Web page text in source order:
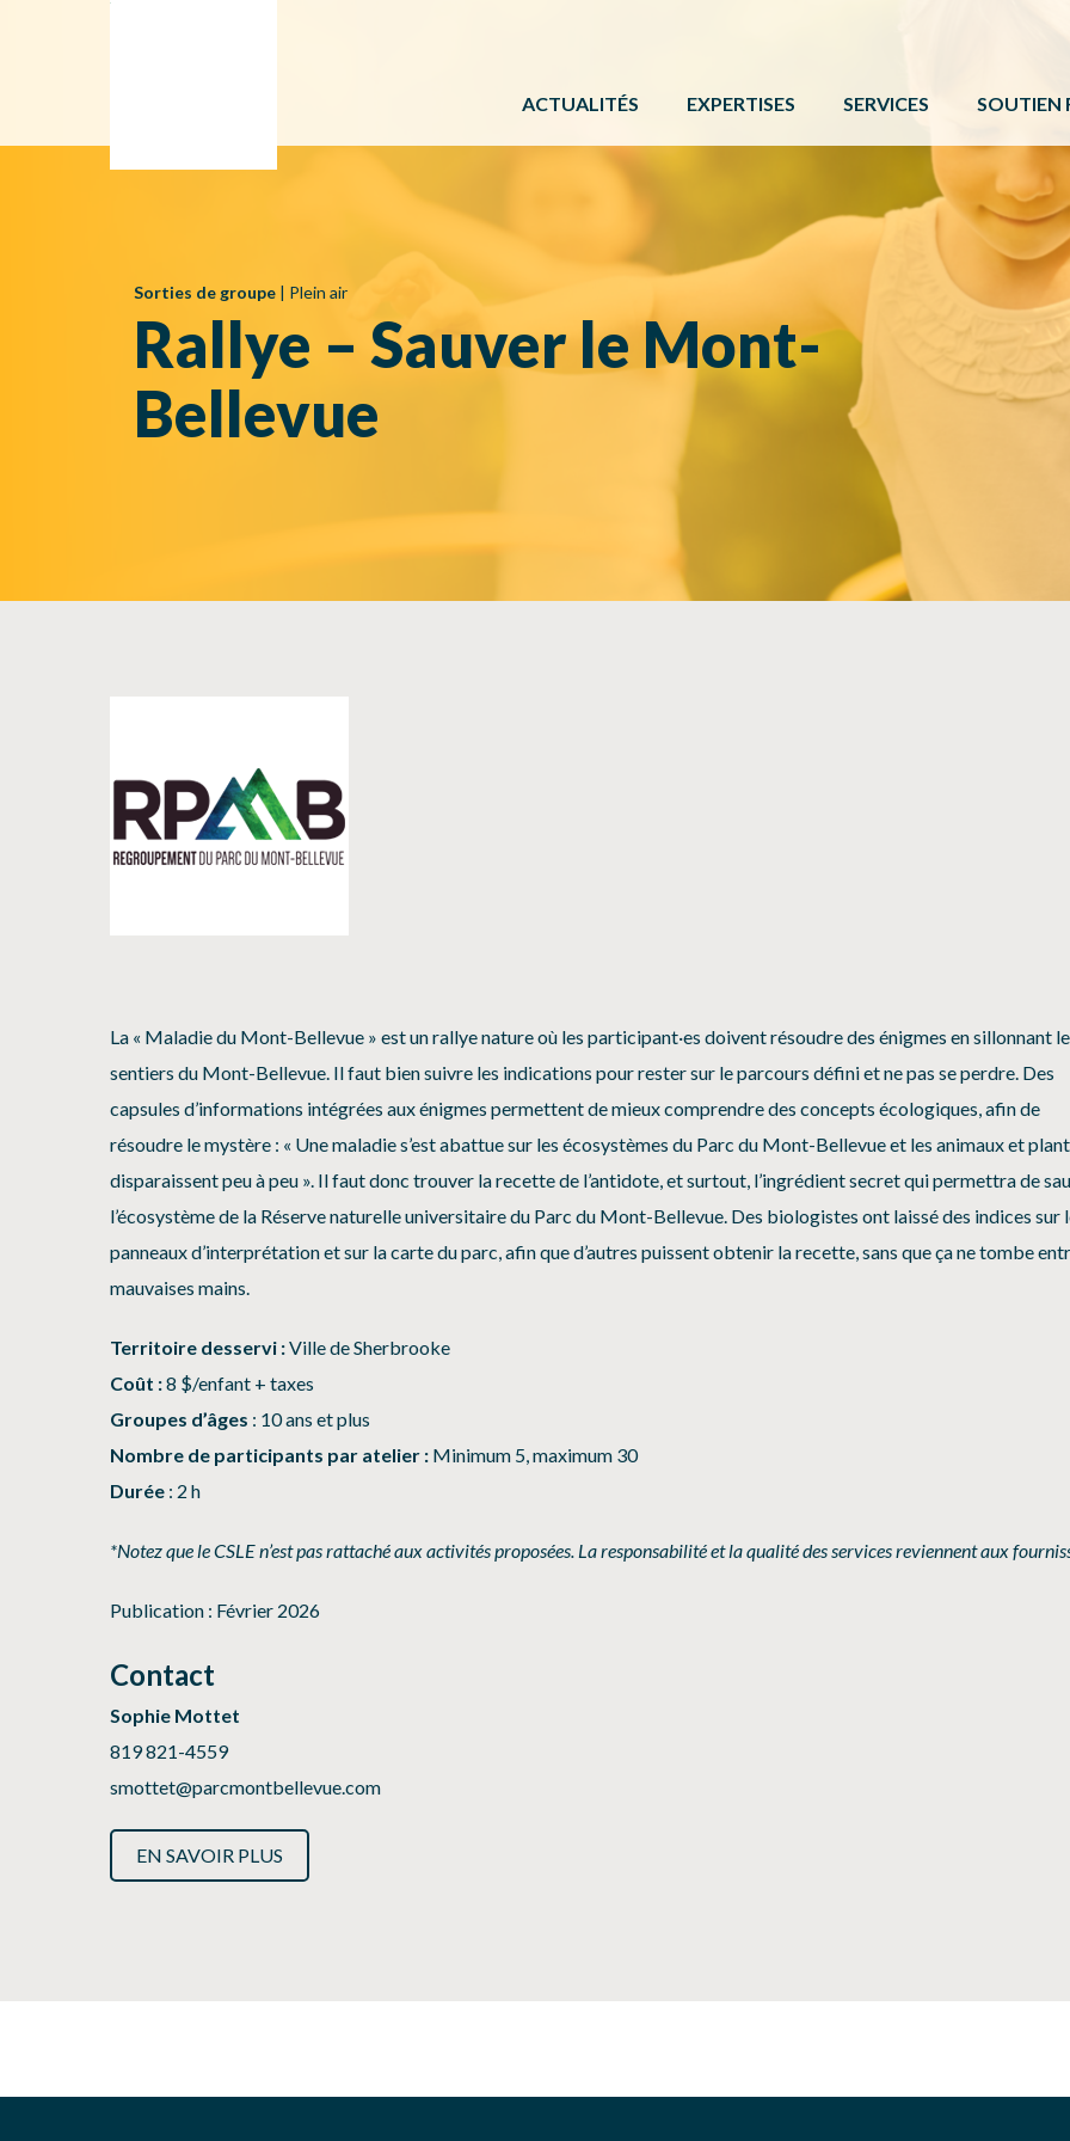
ACTUALITÉS EXPERTISES
CAMPS DE JOUR
LOISIR CULTUREL
LOISIR MUNICIPAL
PARCS ET ESPACES RÉCRÉATIFS
PERSONNES HANDICAPÉES
SÉCURITÉ, INTÉGRITÉ ET ÉTHIQUE
SPORT
SERVICES
FORMATIONS ET
SERVICE DE
CARTE DE SERVICES
BOÎTE À OUTILS
SOUTIEN
AUTRES
Sorties de groupe | Plein air
Rallye – Sauver le Mont-
Bellevue
La « Maladie du Mont-Bellevue » est un rallye nature où les participant·es doivent résoudre des énigmes en sillonnant
sentiers du Mont-Bellevue. Il faut bien suivre les indications pour rester sur le parcours défini et ne pas se perdre. Des
capsules d’informations intégrées aux énigmes permettent de mieux comprendre des concepts écologiques, afin de
résoudre le mystère : « Une maladie s’est abattue sur les écosystèmes du Parc du Mont-Bellevue et les animaux et
disparaissent peu à peu ». Il faut donc trouver la recette de l’antidote, et surtout, l’ingrédient secret qui permettra de
l’écosystème de la Réserve naturelle universitaire du Parc du Mont-Bellevue. Des biologistes ont laissé des indices sur
panneaux d’interprétation et sur la carte du parc, afin que d’autres puissent obtenir la recette, sans que ça ne tombe
mauvaises mains.
Territoire desservi :Ville de Sherbrooke
Coût :8 $/enfant + taxes
Groupes d’âges : 10 ans et plus
Nombre de participants par atelier : Minimum 5, maximum 30
Durée : 2 h
*Notez que le CSLE n’est pas rattaché aux activités proposées. La responsabilité et la qualité des services reviennent aux
Publication : Février 2026
Contact
Sophie Mottet
819 821-4559
smottet@parcmontbellevue.com
EN SAVOIR PLUS